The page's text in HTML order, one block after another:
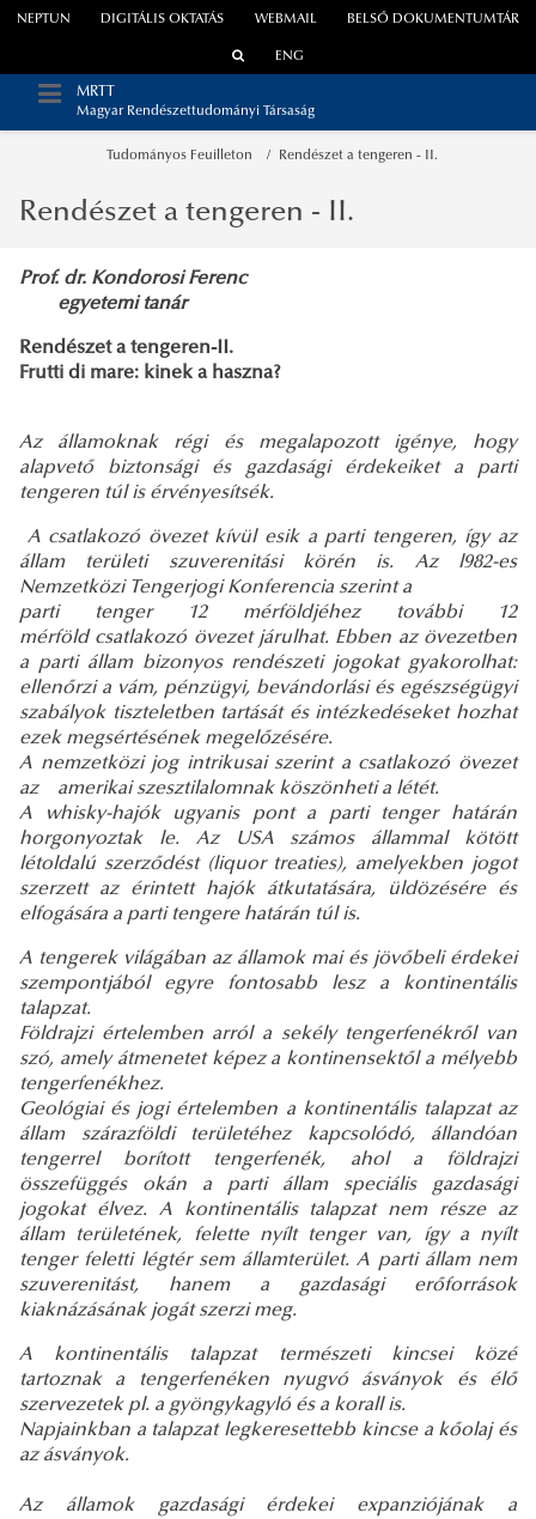
WEBMAIL
NEPTUN DIGITÁLIS OKTATÁS BELSŐ DOKUMENTUMTÁR
ENG
MRTT
Magyar Rendészettudományi Társaság
Tudományos Feuilleton Rendészet a tengeren - II.
Rendészet a tengeren - II.
Prof. dr. Kondorosi Ferenc
egyetemi tanár
Rendészet a tengeren-II.
Frutti di mare: kinek a haszna?
Az államoknak régi és megalapozott igénye, hogy
alapvető biztonsági és gazdasági érdekeiket a parti
tengeren túl is érvényesítsék.
A csatlakozó övezet kívül esik a parti tengeren, így az
állam területi szuverenitási körén is. Az l982-es
Nemzetközi Tengerjogi Konferencia szerint a
parti tenger 12 mérföldjéhez további 12
mérföld csatlakozó övezet járulhat. Ebben az övezetben
a parti állam bizonyos rendészeti jogokat gyakorolhat:
ellenőrzi a vám, pénzügyi, bevándorlási és egészségügyi
szabályok tiszteletben tartását és intézkedéseket hozhat
ezek megsértésének megelőzésére.
A nemzetközi jog intrikusai szerint a csatlakozó övezet
az amerikai szesztilalomnak köszönheti a létét.
A whisky-hajók ugyanis pont a parti tenger határán
horgonyoztak le. Az USA számos állammal kötött
létoldalú szerződést (liquor treaties), amelyekben jogot
szerzett az érintett hajók átkutatására, üldözésére és
elfogására a parti tengere határán túl is.
A tengerek világában az államok mai és jövőbeli érdekei
szempontjából egyre fontosabb lesz a kontinentális
talapzat.
Földrajzi értelemben arról a sekély tengerfenékről van
szó, amely átmenetet képez a kontinensektől a mélyebb
tengerfenékhez.
Geológiai és jogi értelemben a kontinentális talapzat az
állam szárazföldi területéhez kapcsolódó, állandóan
tengerrel borított tengerfenék, ahol a földrajzi
összefüggés okán a parti állam speciális gazdasági
jogokat élvez. A kontinentális talapzat nem része az
állam területének, felette nyílt tenger van, így a nyílt
tenger feletti légtér sem államterület. A parti állam nem
szuverenitást, hanem a gazdasági erőforrások
kiaknázásának jogát szerzi meg.
A kontinentális talapzat természeti kincsei közé
tartoznak a tengerfenéken nyugvó ásványok és élő
szervezetek pl. a gyöngykagyló és a korall is.
Napjainkban a talapzat legkeresettebb kincse a kőolaj és
az ásványok.
Az államok gazdasági érdekei expanziójának a